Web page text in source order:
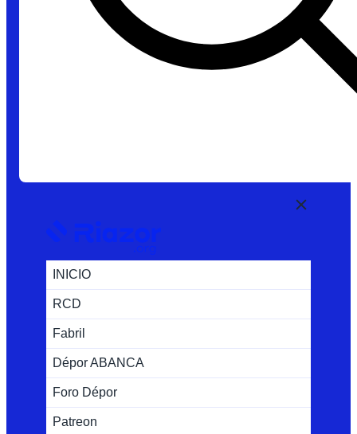
INICIO
RCD
Fabril
Dépor ABANCA
Foro Dépor
Patreon